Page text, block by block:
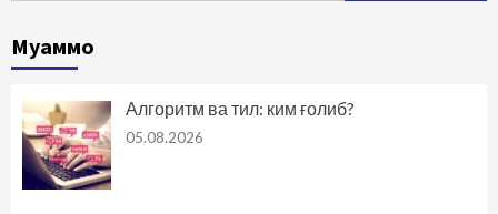
Муаммо
Алгоритм ва тил: ким ғолиб?
05.08.2026